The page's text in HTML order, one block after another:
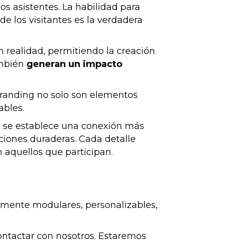
asistentes. La habilidad para
los visitantes es la verdadera
realidad, permitiendo la creación
generan un impacto
no solo son elementos
establece una conexión más
duraderas. Cada detalle
aquellos que participan.
modulares, personalizables,
con nosotros. Estaremos